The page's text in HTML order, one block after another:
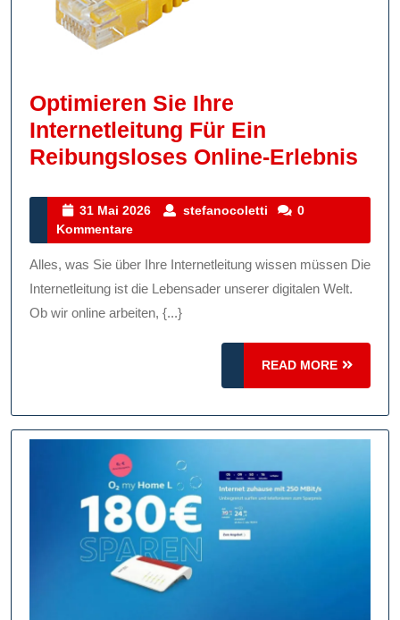
Optimieren Sie Ihre
Internetleitung Für Ein
Reibungsloses Online-Erlebnis
Für
31 Mai 2026
31
2026
stefanocoletti stefanocoletti
0
Kommentare
Alles, was Sie über Ihre Internetleitung wissen müssen Die
Internetleitung ist die Lebensader unserer digitalen Welt.
Ob wir online arbeiten, {...}
READ MORE
READ
MORE